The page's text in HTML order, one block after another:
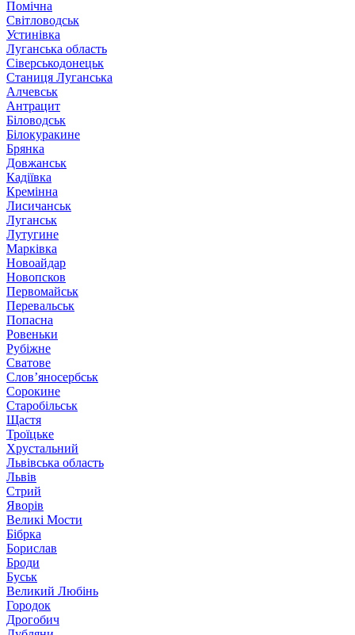
Помічна
Світловодськ
Устинівка
Луганська область
Сіверськодонецьк
Станиця Луганська
Алчевськ
Антрацит
Біловодськ
Білокуракине
Брянка
Довжанськ
Кадіївка
Кремінна
Лисичанськ
Луганськ
Лутугине
Марківка
Новоайдар
Новопсков
Первомайськ
Перевальськ
Попасна
Ровеньки
Рубіжне
Сватове
Слов’яносербськ
Сорокине
Старобільськ
Щастя
Троїцьке
Хрустальний
Львівська область
Львів
Стрий
Яворів
Великі Мости
Бібрка
Борислав
Броди
Буськ
Великий Любінь
Городок
Дрогобич